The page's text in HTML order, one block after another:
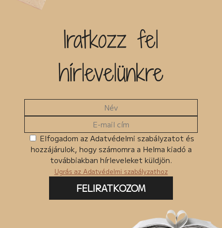
Iratkozz fel
hírlevelünkre
Elfogadom az Adatvédelmi szabályzatot és
hozzájárulok, hogy számomra a Helma kiadó a
továbbiakban hírleveleket küldjön.
Ugrás az Adatvédelmi szabályzathoz
FELIRATKOZOM